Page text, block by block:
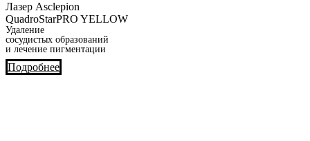
Лазер Asclepion
QuadroStarPRO YELLOW
Удаление
сосудистых образований
и лечение пигментации
Подробнее